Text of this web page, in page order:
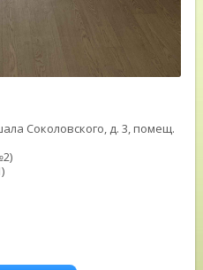
Соколовского, д. 3, помещ.